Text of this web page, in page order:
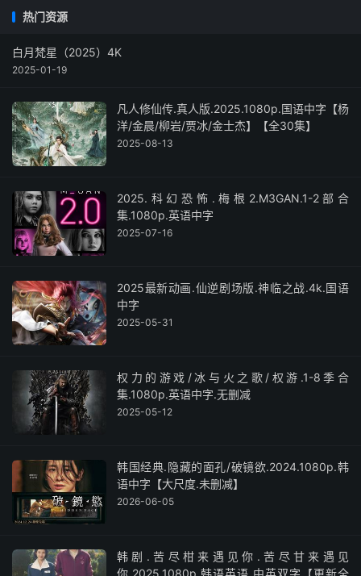
热门资源
白月梵星（2025）4K
2025-01-19
凡人修仙传.真人版.2025.1080p.国语中字【杨
洋/金晨/柳岩/贾冰/金士杰】【全30集】
2025-08-13
2025.科幻恐怖.梅根2.M3GAN.1-2部合
集.1080p.英语中字
2025-07-16
2025最新动画.仙逆剧场版.神临之战.4k.国语
中字
2025-05-31
权力的游戏/冰与火之歌/权游.1-8季合
集.1080p.英语中字.无删减
2025-05-12
韩国经典.隐藏的面孔/破镜欲.2024.1080p.韩
语中字【大尺度.未删减】
2026-06-05
韩剧.苦尽柑来遇见你.苦尽甘来遇见